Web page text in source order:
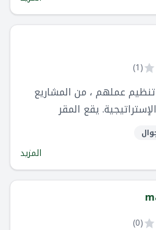
(
1
)
عملهم ، من المشاريع
يقع المقر
سان فرانسيسكو ، كاليفورنيا ،
ولديها أكثر من 114000 عميل وملايين من المؤسسات
في 190 دولة. يعتمد العملاء العالميون مثل
Amazon و Japan Airlines و Sky و Affirm على اسانا
الشركة إلى التحول الرقمي
التسويق.
المزيد
(
0
)